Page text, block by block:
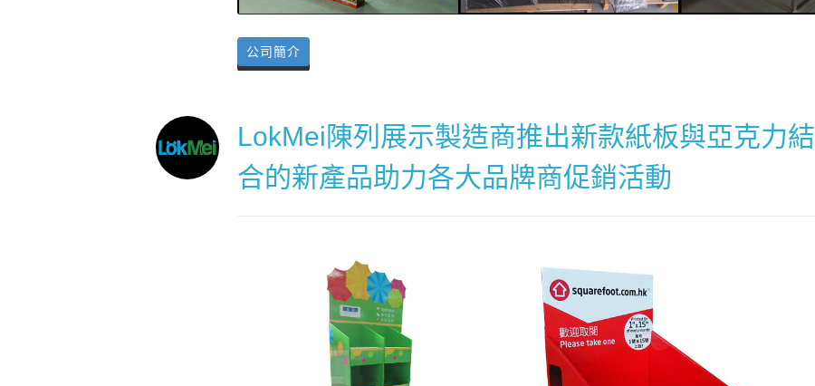
公司簡介
LokMei陳列展示製造商推出新款紙板與亞克力結
合的新產品助力各大品牌商促銷活動